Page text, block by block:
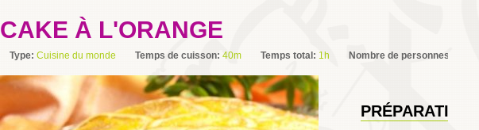
CAKE À L'ORANGE
Type: Cuisine du monde Temps de cuisson: 40m Temps total: 1h Nombre de personnes
PRÉPARATION